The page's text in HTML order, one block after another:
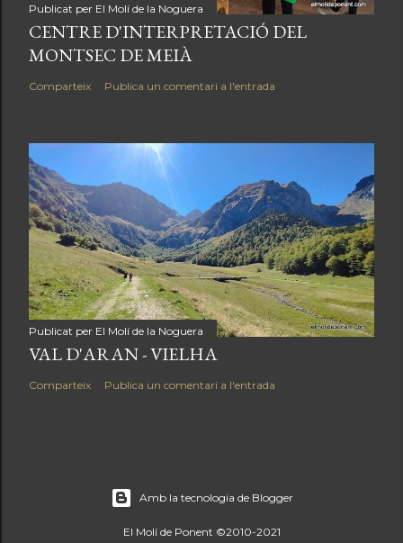
Publicat per El Molí de la Noguera
CENTRE D'INTERPRETACIÓ DEL
MONTSEC DE MEIÀ
Comparteix Publica un comentari a l'entrada
Publicat per El Molí de la Noguera
VAL D'ARAN - VIELHA
Comparteix Publica un comentari a l'entrada
Amb la tecnologia de Blogger
El Molí de Ponent ©2010-2021